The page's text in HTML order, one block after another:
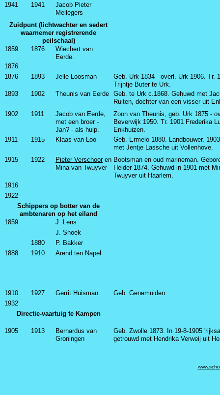
1941
1941
Jacob Pieter
Mellegers
Zuidpunt (lichtwachter en sedert
waarnemer registrerende
peilschaal)
1859
1876
Wiechert van
Eerde.
1876
1876
1893 Jelle Loosman
Geb. Urk 1834 - overl. Urk 1906. Tr.
Trijntje Buter te Urk.
1893
1902 Theunis van Eerde Geb. te Urk c.1868. Gehuwd met
Ruiten, dochter van een visser uit
1902
1911
Jacob van Eerde,
met een broer -
Jan? - als hulp.
Zoon van Theunis, geb. Urk 1875 -
Beverwijk 1950. Tr. 1901 Frederika
Enkhuizen.
1911
1915 Klaas van Loo
Geb. Ermelo 1880. Landbouwer.
met Jentje Lassche uit Vollenhove.
1915
1922 Pieter Verschooren
Mina van Twuyver
Bootsman en oud marineman.
Helder 1874. Gehuwd in 1901 met
Twuyver uit Haarlem.
1916
1922
Schippers op botter van de
ambtenaren op het eiland
1859
J. Lens
J. Snoek
1880
P. Bakker
1888
1910 Arend ten Napel
1910 1927 Gerrit Huisman
Geb. Genemuiden.
1932
Directie-vaartuig te Kampen
1905 1913
Bernardus van
Groningen
Geb. Zwolle 1873. In 19-8-1905
getrouwd met Hendrika Verweij uit